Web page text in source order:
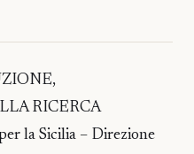
RICERCA
la Sicilia – Direzione